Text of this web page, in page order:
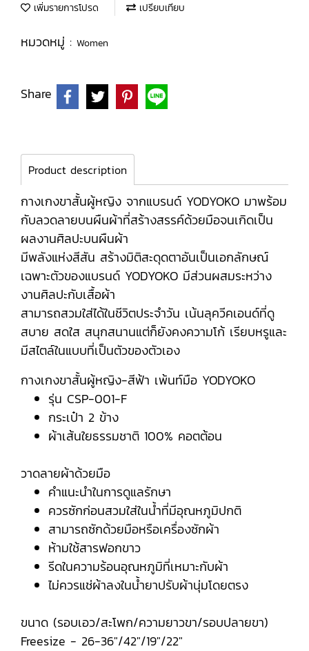
เพิ่มรายการโปรด เปรียบเทียบ
หมวดหมู่ : Women
Share
Product description
กางเกงขาสั้นผู้หญิง จากแบรนด์ YODYOKO มาพร้อม
กับลวดลายบนผืนผ้าที่สร้างสรรค์ด้วยมือจนเกิดเป็น
ผลงานศิลปะบนผืนผ้า
มีพลังแห่งสีสัน สร้างมิติสะดุดตาอันเป็นเอกลักษณ์
เฉพาะตัวของแบรนด์ YODYOKO มีส่วนผสมระหว่าง
งานศิลปะกับเสื้อผ้า
สามารถสวมใส่ได้ในชีวิตประจำวัน เน้นลุควีคเอนด์ที่ดู
สบาย สดใส สนุกสนานแต่ก็ยังคงความโก้ เรียบหรูและ
มีสไตล์ในแบบที่เป็นตัวของตัวเอง
กางเกงขาสั้นผู้หญิง-สีฟ้า เพ้นท์มือ YODYOKO
รุ่น CSP-001-F
กระเป๋า 2 ข้าง
ผ้าเส้นใยธรรมชาติ 100% คอตต้อน
วาดลายผ้าด้วยมือ
คำแนะนำในการดูแลรักษา
ควรซักก่อนสวมใส่ในน้ำที่มีอุณหภูมิปกติ
สามารถซักด้วยมือหรือเครื่องซักผ้า
ห้ามใช้สารฟอกขาว
รีดในความร้อนอุณหภูมิที่เหมาะกับผ้า
ไม่ควรแช่ผ้าลงในน้ำยาปรับผ้านุ่มโดยตรง
ขนาด (รอบเอว/สะโพก/ความยาวขา/รอบปลายขา)
Freesize - 26-36"/42"/19"/22"